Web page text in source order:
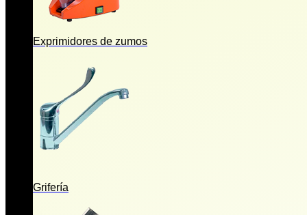
Exprimidores de zumos
Grifería